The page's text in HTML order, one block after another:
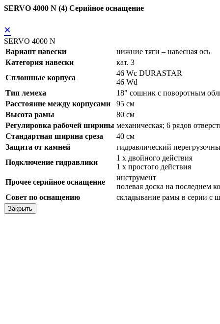
SERVO 4000 N (4) Серийное оснащение
×
SERVO 4000 N
Вариант навески
нижние тяги – навесная ось
Категория навески
кат. 3
Сплошные корпуса
46 Wc DURASTAR
46 Wd
Тип лемеха
18" сошник с поворотным
Расстояние между корпусами
95 см
Высота рамы
80 см
Регулировка рабочей ширины механическая; 6 рядов
Стандартная ширина среза
40 см
Защита от камней
гидравлический
Подключение гидравлики
1 x двойного действия
1 x простого действия
Прочее серийное оснащение
инструмент
полевая доска на последнем
Совет по оснащению
складывание рамы в серии с
Закрыть